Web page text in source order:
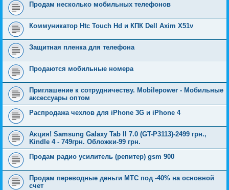
Продам несколько мобильных телефонов
Коммуникатор Htc Touch Hd и КПК Dell Axim X51v
Защитная пленка для телефона
Продаются мобильные номера
Приглашение к сотрудничеству. Mobilepower - Мобильные
аксессуары оптом
Распродажа чехлов для iPhone 3G и iPhone 4
Акция! Samsung Galaxy Tab II 7.0 (GT-P3113)-2499 грн.,
Kindle 4 - 749грн. Обложки-99 грн.
Продам радио усилитель (репитер) gsm 900
Продам переводные деньги МТС под -40% на основной
счет